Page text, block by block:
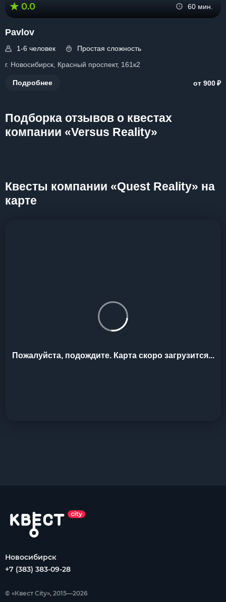
0.0 60 мин.
Pavlov
1-6 человек
Простая сложность
г. Новосибирск, Красный проспект, 161к2
Подробнее от 900₽
Подборка отзывов о квестах
компании «Versus Reality»
Квесты компании «Quest Reality» на
карте
Пожалуйста, подождите. Карта скоро загрузится...
Новосибирск
+7 (383) 383-09-28
© «Квест City», 2015—2026